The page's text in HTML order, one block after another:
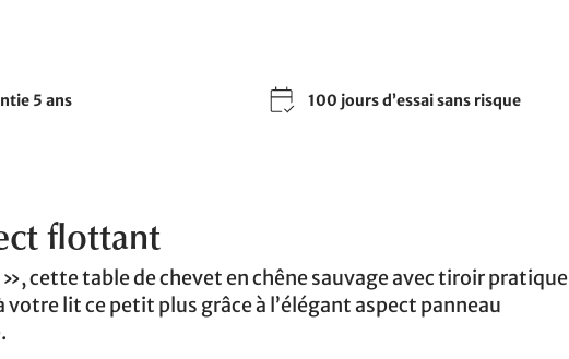
5 ans 100 jours d’essai sans risque
flottant
cette table de chevet en chêne sauvage avec tiroir pratique
votre lit ce petit plus grâce à l’élégant aspect panneau